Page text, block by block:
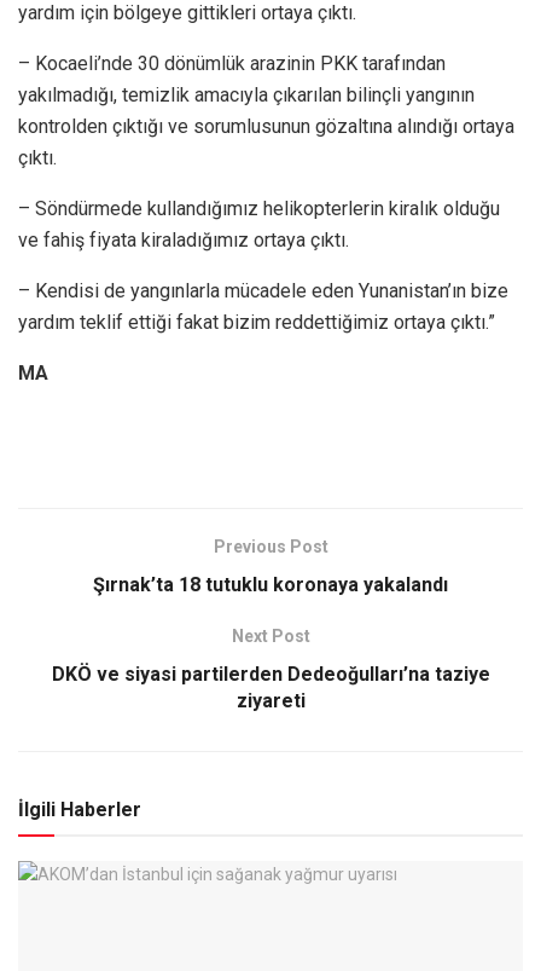
yardım için bölgeye gittikleri ortaya çıktı.
– Kocaeli’nde 30 dönümlük arazinin PKK tarafından
yakılmadığı, temizlik amacıyla çıkarılan bilinçli yangının
kontrolden çıktığı ve sorumlusunun gözaltına alındığı ortaya
çıktı.
– Söndürmede kullandığımız helikopterlerin kiralık olduğu
ve fahiş fiyata kiraladığımız ortaya çıktı.
– Kendisi de yangınlarla mücadele eden Yunanistan’ın bize
yardım teklif ettiği fakat bizim reddettiğimiz ortaya çıktı.”
MA
Previous Post
Şırnak’ta 18 tutuklu koronaya yakalandı
Next Post
DKÖ ve siyasi partilerden Dedeoğulları’na taziye
ziyareti
İlgili Haberler